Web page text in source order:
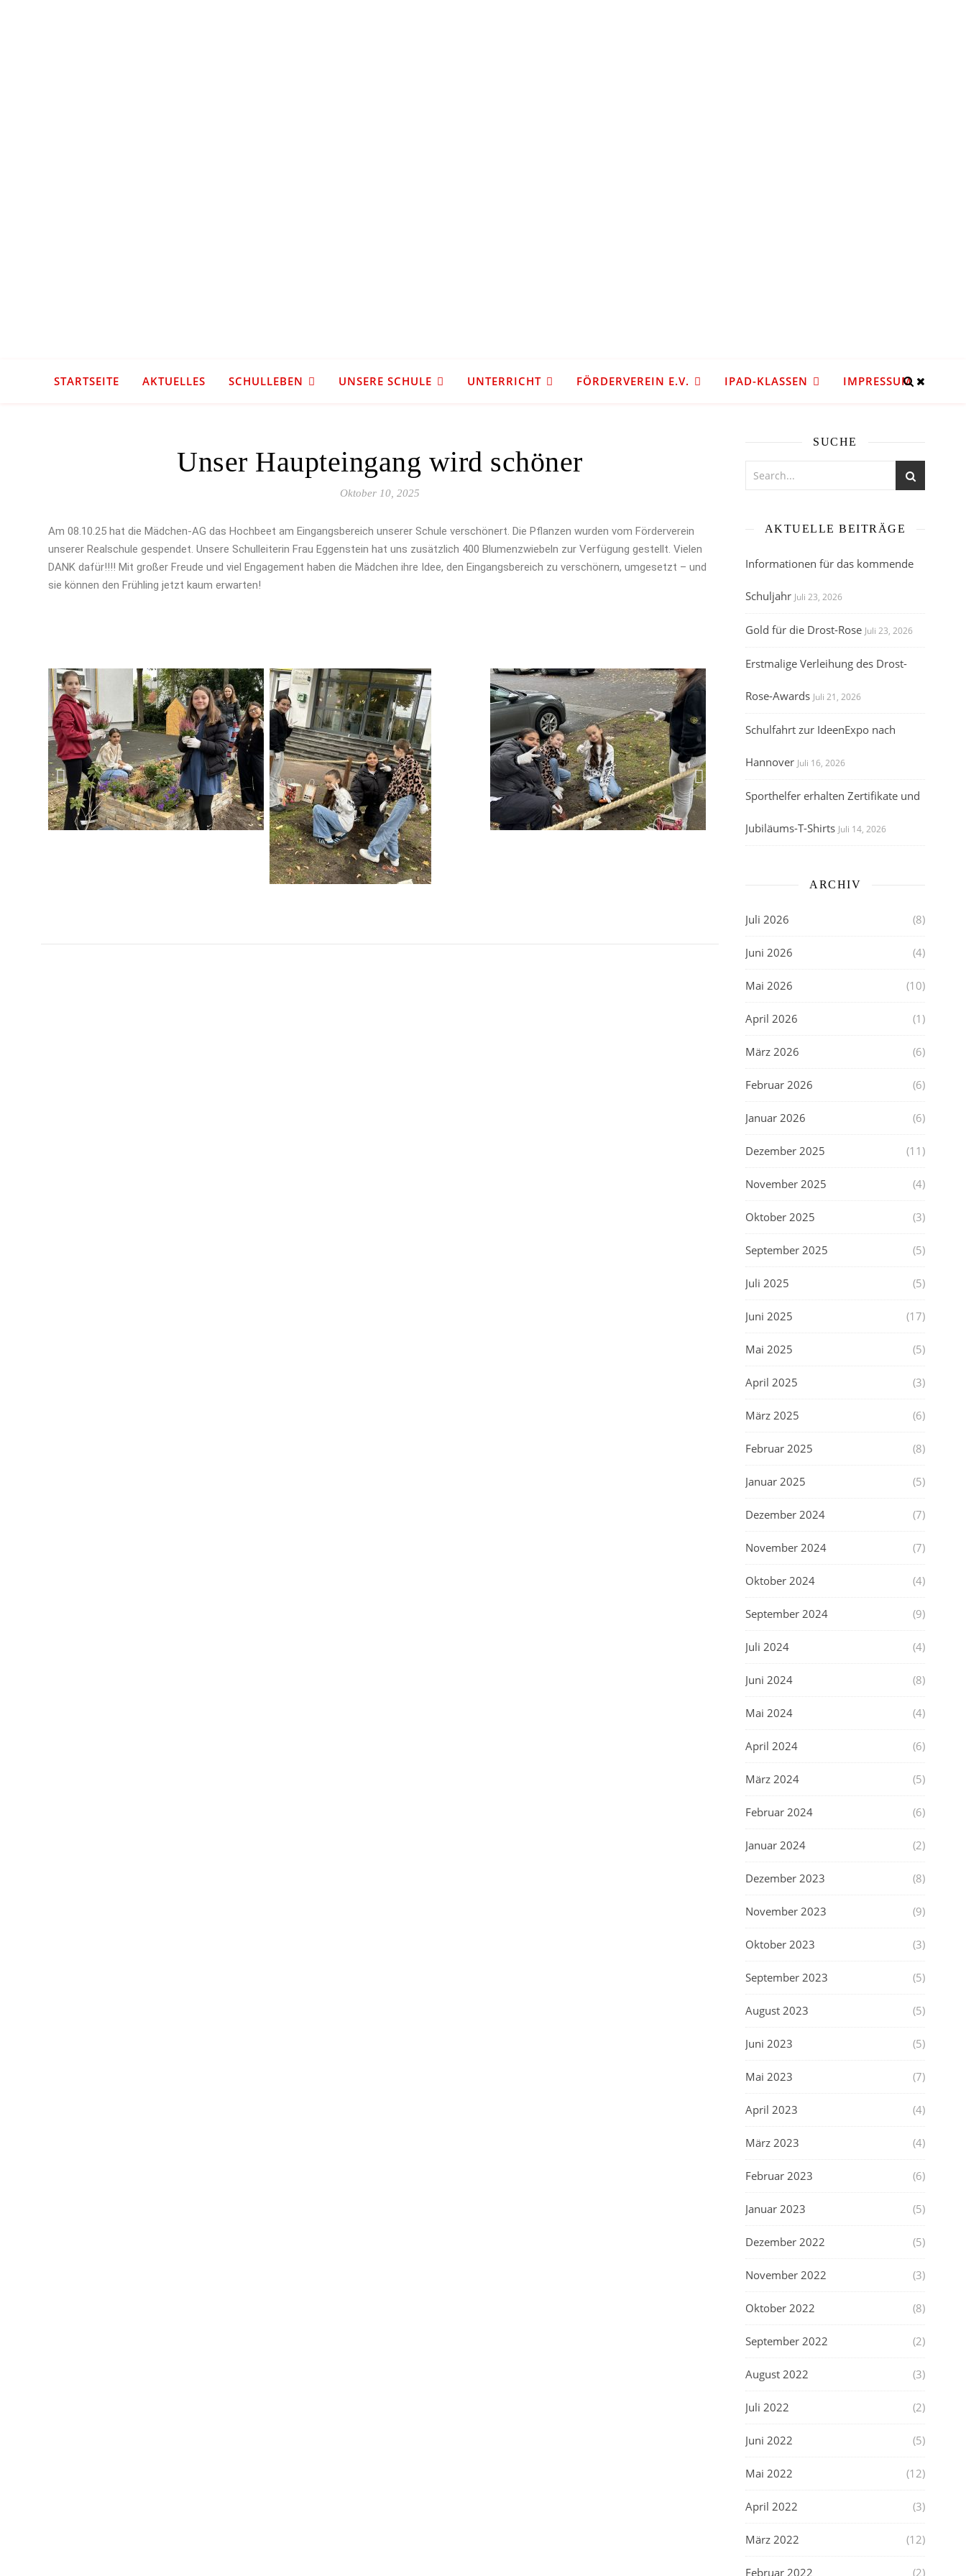
STARTSEITE AKTUELLES SCHULLEBEN UNSERE SCHULE UNTERRICHT FÖRDERVEREIN E.V. IPAD-KLASSEN IMPRESSUM
Unser Haupteingang wird schöner
Oktober 10, 2025
Am 08.10.25 hat die Mädchen-AG das Hochbeet am Eingangsbereich unserer Schule verschönert. Die Pflanzen wurden vom Förderverein
unserer Realschule gespendet. Unsere Schulleiterin Frau Eggenstein hat uns zusätzlich 400 Blumenzwiebeln zur Verfügung gestellt. Vielen
DANK dafür!!!! Mit großer Freude und viel Engagement haben die Mädchen ihre Idee, den Eingangsbereich zu verschönern, umgesetzt – und
sie können den Frühling jetzt kaum erwarten!
SUCHE
AKTUELLE BEITRÄGE
Informationen für das kommende
Schuljahr Juli 23, 2026
Gold für die Drost-Rose Juli 23, 2026
Erstmalige Verleihung des Drost-
Rose-Awards Juli 21, 2026
Schulfahrt zur IdeenExpo nach
Hannover Juli 16, 2026
Sporthelfer erhalten Zertifikate und
Jubiläums-T-Shirts Juli 14, 2026
ARCHIV
Juli 2026 (8)
Juni 2026 (4)
Mai 2026 (10)
April 2026 (1)
März 2026 (6)
Februar 2026 (6)
Januar 2026 (6)
Dezember 2025 (11)
November 2025 (4)
Oktober 2025 (3)
September 2025 (5)
Juli 2025 (5)
Juni 2025 (17)
Mai 2025 (5)
April 2025 (3)
März 2025 (6)
Februar 2025 (8)
Januar 2025 (5)
Dezember 2024 (7)
November 2024 (7)
Oktober 2024 (4)
September 2024 (9)
Juli 2024 (4)
Juni 2024 (8)
Mai 2024 (4)
April 2024 (6)
März 2024 (5)
Februar 2024 (6)
Januar 2024 (2)
Dezember 2023 (8)
November 2023 (9)
Oktober 2023 (3)
September 2023 (5)
August 2023 (5)
Juni 2023 (5)
Mai 2023 (7)
April 2023 (4)
März 2023 (4)
Februar 2023 (6)
Januar 2023 (5)
Dezember 2022 (5)
November 2022 (3)
Oktober 2022 (8)
September 2022 (2)
August 2022 (3)
Juli 2022 (2)
Juni 2022 (5)
Mai 2022 (12)
April 2022 (3)
März 2022 (12)
Februar 2022 (2)